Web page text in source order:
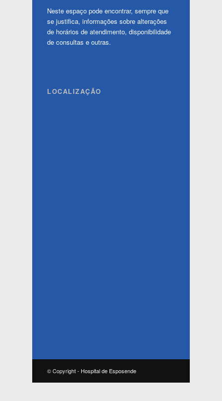
Neste espaço pode encontrar, sempre que
se justifica, informações sobre alterações
de horários de atendimento, disponibilidade
de consultas e outras.
LOCALIZAÇÃO
© Copyright - Hospital de Esposende